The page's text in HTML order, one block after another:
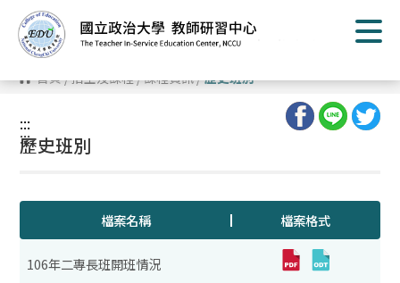
到
主
要
容 首頁/招生及課程/課程資訊/歷史班別
:::
:::
歷史班別
檔案名稱 檔案格式
106年二專長班開班情況